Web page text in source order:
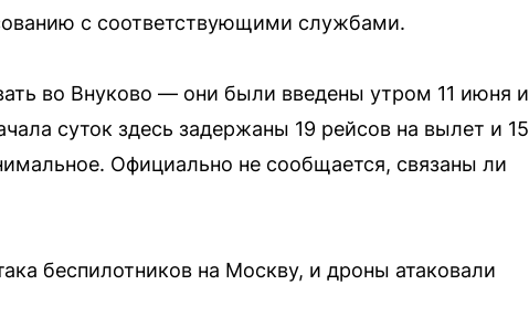
с соответствующими службами.
во Внуково — они были введены утром 11 июня и
суток здесь задержаны 19 рейсов на вылет и 15
Официально не сообщается, связаны ли
беспилотников на Москву, и дроны атаковали